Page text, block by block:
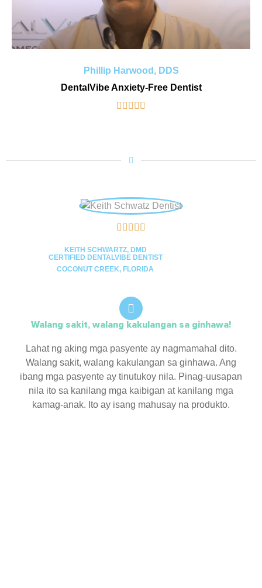
Phillip Harwood, DDS
DentalVibe Anxiety-Free Dentist
    
    
KEITH SCHWARTZ, DMD
CERTIFIED DENTALVIBE DENTIST
COCONUT CREEK, FLORIDA
Walang sakit, walang kakulangan sa ginhawa!
Lahat ng aking mga pasyente ay nagmamahal dito.
Walang sakit, walang kakulangan sa ginhawa. Ang
ibang mga pasyente ay tinutukoy nila. Pinag-uusapan
nila ito sa kanilang mga kaibigan at kanilang mga
kamag-anak. Ito ay isang mahusay na produkto.